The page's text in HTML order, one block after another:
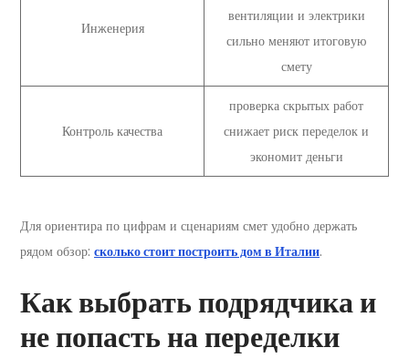
Инженерия
вентиляции и электрики
сильно меняют итоговую
смету
Контроль качества
проверка скрытых работ
снижает риск переделок и
экономит деньги
Для ориентира по цифрам и сценариям смет удобно держать
рядом обзор: сколько стоит построить дом в Италии.
Как выбрать подрядчика и
не попасть на переделки